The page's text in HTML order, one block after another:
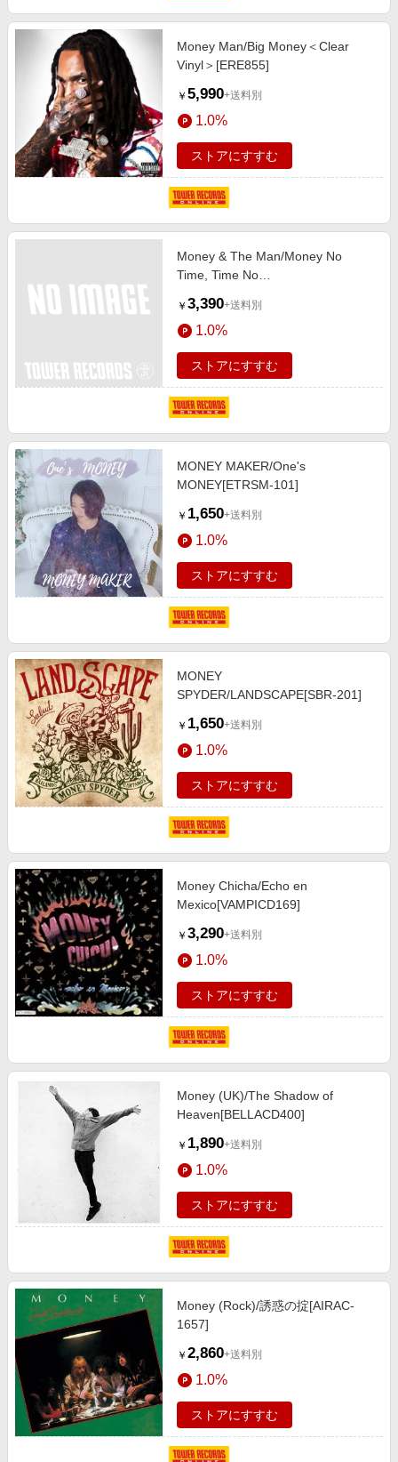
Money Man/Big Money＜Clear
Vinyl＞[ERE855]
￥ 5,990+送料別
1.0%
ストアにすすむ
Money & The Man/Money No
Time, Time No
￥ 3,390+送料別
1.0%
ストアにすすむ
MONEY MAKER/One's
MONEY[ETRSM-101]
￥ 1,650+送料別
1.0%
ストアにすすむ
MONEY
SPYDER/LANDSCAPE[SBR-201]
￥ 1,650+送料別
1.0%
ストアにすすむ
Money Chicha/Echo en
Mexico[VAMPICD169]
￥ 3,290+送料別
1.0%
ストアにすすむ
Money (UK)/The Shadow of
Heaven[BELLACD400]
￥ 1,890+送料別
1.0%
ストアにすすむ
Money (Rock)/誘惑の掟[AIRAC-
1657]
￥ 2,860+送料別
1.0%
ストアにすすむ